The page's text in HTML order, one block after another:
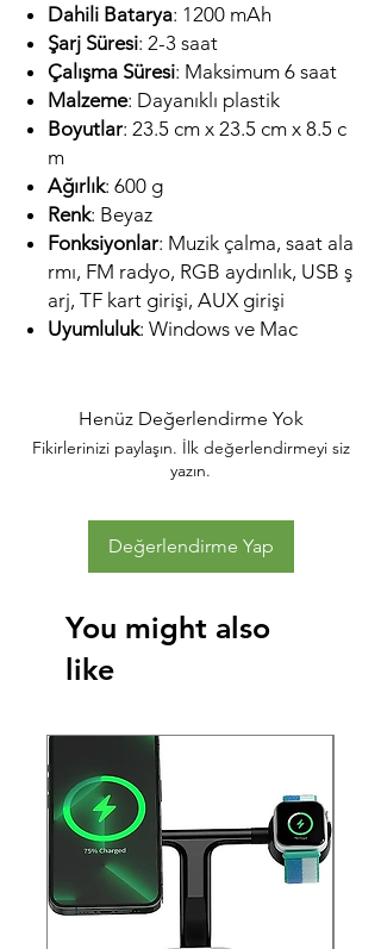
Dahili Batarya: 1200 mAh
Şarj Süresi: 2-3 saat
Çalışma Süresi: Maksimum 6 saat
Malzeme: Dayanıklı plastik
Boyutlar: 23.5 cm x 23.5 cm x 8.5 c
m
Ağırlık: 600 g
Renk: Beyaz
Fonksiyonlar: Muzik çalma, saat ala
rmı, FM radyo, RGB aydınlık, USB ş
arj, TF kart girişi, AUX girişi
Uyumluluk: Windows ve Mac
Henüz Değerlendirme Yok
Fikirlerinizi paylaşın. İlk değerlendirmeyi siz
yazın.
Değerlendirme Yap
You might also
like